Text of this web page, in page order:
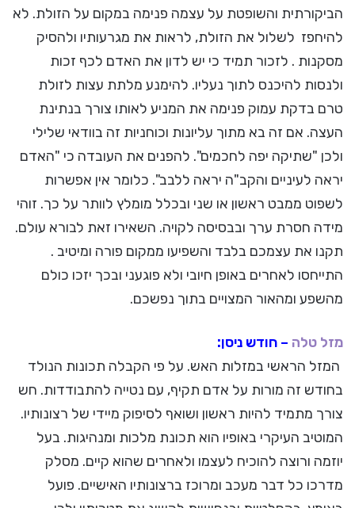
הביקורתית והשופטת על עצמה פנימה במקום על הזולת. לא
להיחפז לשלול את הזולת, לראות את מגרעותיו ולהסיק
מסקנות . לזכור תמיד כי יש לדון את האדם לכף זכות
ולנסות להיכנס לתוך נעליו. להימנע מלתת עצות לזולת
טרם בדקת עמוק פנימה את המניע לאותו צורך בנתינת
העצה. אם זה בא מתוך עליונות וכוחניות זה בוודאי שלילי
ולכן "שתיקה יפה לחכמים". להפנים את העובדה כי "האדם
יראה לעיניים והקב"ה יראה ללבב". כלומר אין אפשרות
לשפוט ממבט ראשון או שני ובכלל מומלץ לוותר על כך. זוהי
מידה חסרת ערך ובבסיסה לקויה. השאירו זאת לבורא עולם.
תקנו את עצמכם בלבד והשפיעו ממקום פורה ומיטיב .
התייחסו לאחרים באופן חיובי ולא פוגעני ובכך יזכו כולם
מהשפע ומהאור המצויים בתוך נפשכם.
מזל טלה – חודש ניסן:
המזל הראשי במזלות האש. על פי הקבלה תכונות הנולד
בחודש זה מורות על אדם תקיף, עם נטייה להתבודדות. חש
צורך מתמיד להיות ראשון ושואף לסיפוק מיידי של רצונותיו.
המוטיב העיקרי באופיו הוא תכונת מלכות ומנהיגות. בעל
יוזמה ורוצה להוכיח לעצמו ולאחרים שהוא קיים. מסלק
מדרכו כל דבר מעכב ומרוכז ברצונותיו האישיים. פועל